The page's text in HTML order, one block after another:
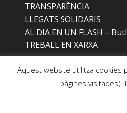
TRANSPARÈNCIA
LLEGATS SOLIDARIS
AL DIA EN UN FLASH –
TREBALL EN XARXA
Aquest website utilitza cookies
pàgines